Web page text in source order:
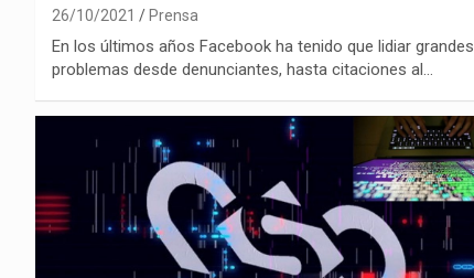
26/10/2021 Prensa
En los últimos años Facebook ha tenido que lidiar grandes
problemas desde denunciantes, hasta citaciones al…